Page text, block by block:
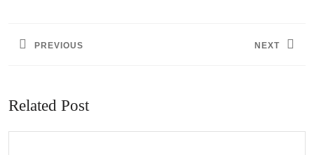
записям
PREVIOUS NEXT
Related Post